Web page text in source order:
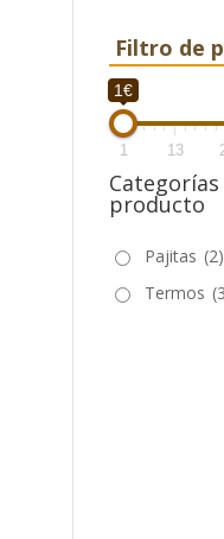
Filtro de
1€
1 13
Categorías
producto
Pajitas (2)
Termos